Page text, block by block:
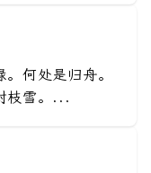
何处是归舟。
枝雪。...